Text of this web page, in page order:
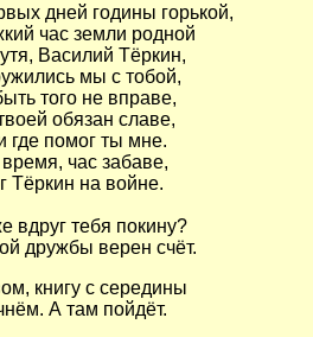
дней годины горькой,
час земли родной
Василий Тёркин,
мы с тобой,
того не вправе,
обязан славе,
где помог ты мне.
час забаве,
Тёркин на войне.
вдруг тебя покину?
дружбы верен счёт.
книгу с середины
А там пойдёт.